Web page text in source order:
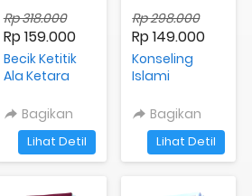
Rp 318.000
Rp 159.000
Becik Ketitik
Ala Ketara
Bagikan
`
Lihat Detil
Rp 298.000
Rp 149.000
Konseling
Islami
Bagikan
`
Lihat Detil